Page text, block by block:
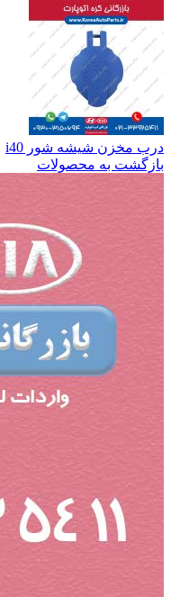
درب مخزن شیشه شور i40
بازگشت به محصولات